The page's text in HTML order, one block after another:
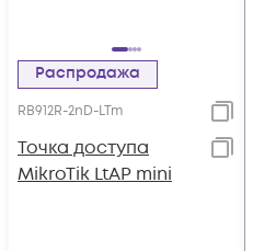
Распродажа
RB912R-2nD-LTm
Точка доступа
MikroTik LtAP mini